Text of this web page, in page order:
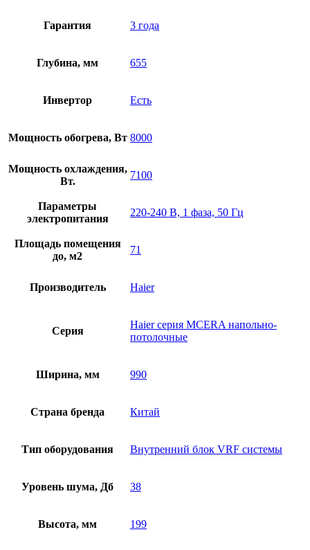
Гарантия 3 года
Глубина, мм 655
Инвертор Есть
Мощность обогрева, Вт 8000
Мощность охлаждения,
Вт.
7100
Параметры
электропитания
220-240 В, 1 фаза, 50 Гц
Площадь помещения
до, м2
71
Производитель Haier
Серия
Haier серия MCERA напольно-
потолочные
Ширина, мм 990
Страна бренда Китай
Тип оборудования Внутренний блок VRF системы
Уровень шума, Дб 38
Высота, мм 199